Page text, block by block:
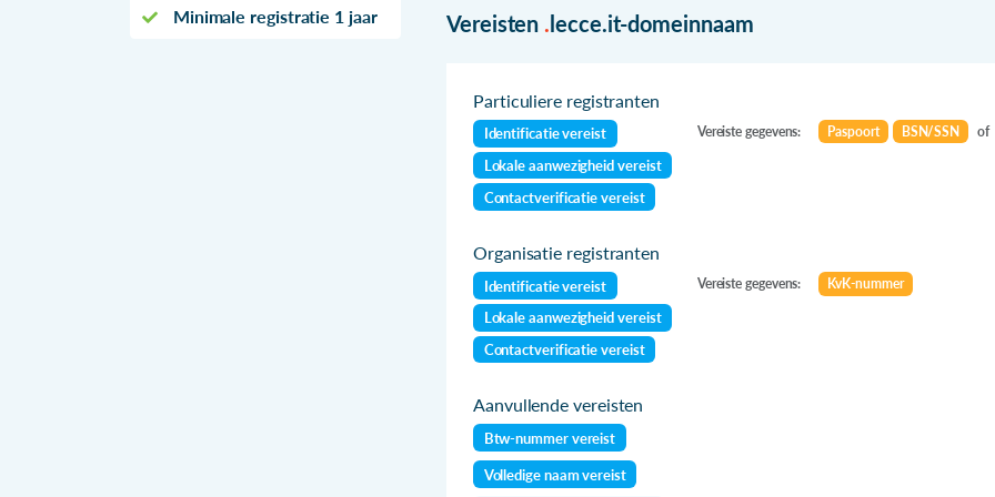
Minimale registratie 1 jaar Vereisten .lecce.it-domeinnaam
Particuliere registranten
Identificatie vereist
Lokale aanwezigheid vereist
Contactverificatie vereist
Vereiste gegevens: Paspoort BSN/SSN of
Organisatie registranten
Identificatie vereist
Lokale aanwezigheid vereist
Contactverificatie vereist
Vereiste gegevens: KvK-nummer
Aanvullende vereisten
Btw-nummer vereist
Volledige naam vereist